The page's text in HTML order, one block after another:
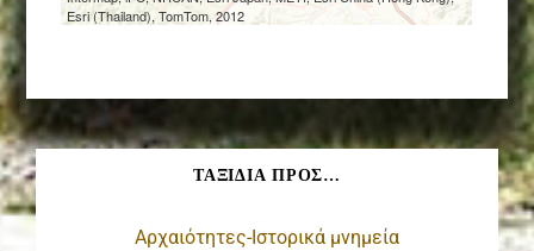
ΤΑΞΊΔΙΑ ΠΡΟΣ…
Αρχαιότητες-Ιστορικά μνημεία